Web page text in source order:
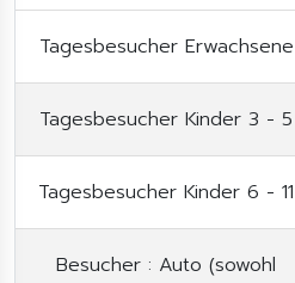
Tagesbesucher Erwachsene
Tagesbesucher Kinder 3 - 5
Tagesbesucher Kinder 6 - 11
Besucher : Auto (sowohl